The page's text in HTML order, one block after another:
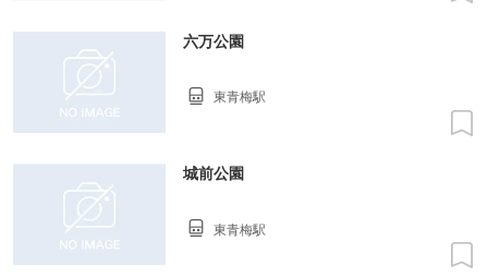
六万公園
東青梅駅
城前公園
東青梅駅